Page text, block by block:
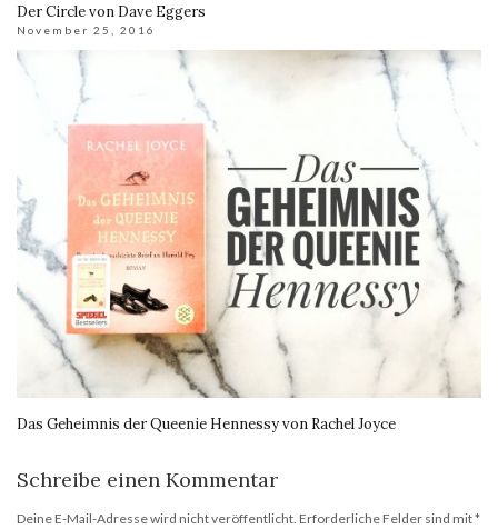
Der Circle von Dave Eggers
November 25, 2016
Das Geheimnis der Queenie Hennessy von Rachel Joyce
Schreibe einen Kommentar
Deine E-Mail-Adresse wird nicht veröffentlicht. Erforderliche Felder sind mit*